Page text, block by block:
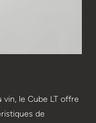
le Cube LT offre
de